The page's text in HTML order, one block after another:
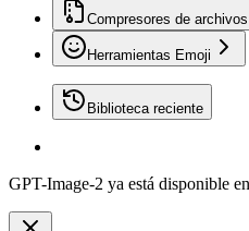
Compresores de archivos
Herramientas Emoji
Biblioteca reciente
GPT-Image-2 ya está disponible